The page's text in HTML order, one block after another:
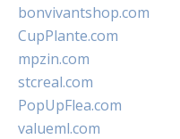
bonvivantshop.com
CupPlante.com
mpzin.com
stcreal.com
PopUpFlea.com
valueml.com